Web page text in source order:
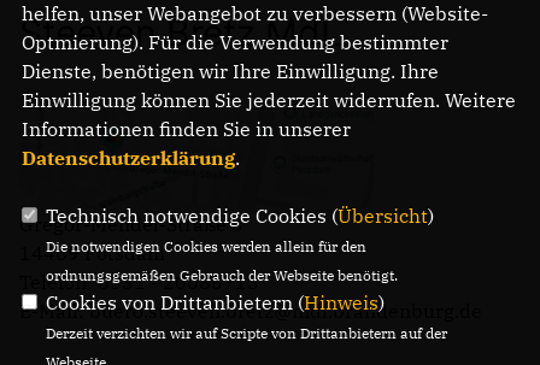
Steeven Bretz MdL
Gregor-Mendel-Straße 3
14469 Potsdam
Telefon: 0331 - 20085713
E-Mail: buero.steeven.bretz@mdl.brandenburg.de
helfen, unser Webangebot zu verbessern (Website-
Optmierung). Für die Verwendung bestimmter
Dienste, benötigen wir Ihre Einwilligung. Ihre
Einwilligung können Sie jederzeit widerrufen. Weitere
Informationen finden Sie in unserer
Datenschutzerklärung.
Technisch notwendige Cookies (Übersicht)
Die notwendigen Cookies werden allein für den
ordnungsgemäßen Gebrauch der Webseite benötigt.
Cookies von Drittanbietern (Hinweis)
Derzeit verzichten wir auf Scripte von Drittanbietern auf der